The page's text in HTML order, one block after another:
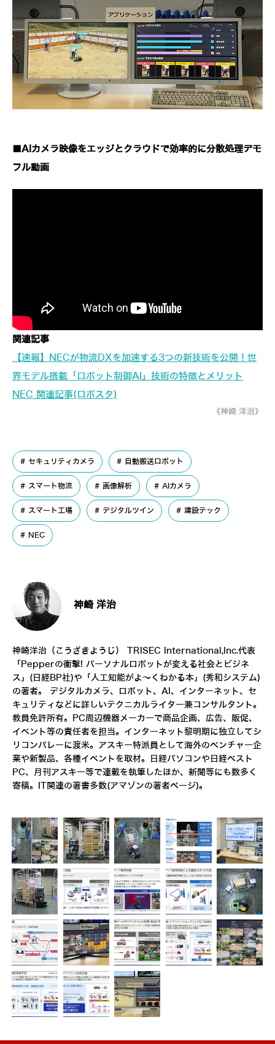
■AIカメラ映像をエッジとクラウドで効率的に分散処理デモ
フル動画
関連記事
【速報】NECが物流DXを加速する3つの新技術を公開！世
界モデル搭載「ロボット制御AI」技術の特徴とメリット
NEC 関連記事(ロボスタ)
《神崎 洋治》
セキュリティカメラ 自動搬送ロボット
スマート物流 画像解析 AIカメラ
スマート工場 デジタルツイン 建設テック
NEC
神崎 洋治
神崎洋治（こうざきようじ） TRISEC International,Inc.代表
「 Pepperの衝撃! パーソナルロボットが変える社会とビジネ
ス 」(日経BP社)や「 人工知能がよ～くわかる本 」(秀和システム)
の著者。 デジタルカメラ、ロボット、AI、インターネット、セ
キュリティなどに詳しいテクニカルライター兼コンサルタント。
教員免許所有。PC周辺機器メーカーで商品企画、広告、販促、
イベント等の責任者を担当。インターネット黎明期に独立してシ
リコンバレーに渡米。アスキー特派員として海外のベンチャー企
業や新製品、各種イベントを取材。日経パソコンや日経ベスト
PC、月刊アスキー等で連載を執筆したほか、新聞等にも数多く
寄稿。IT関連の著書多数(アマゾンの著者ページ)。